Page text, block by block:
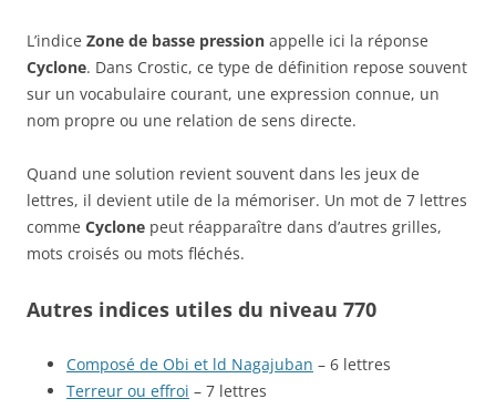
L’indice Zone de basse pression appelle ici la réponse
Cyclone. Dans Crostic, ce type de définition repose souvent
sur un vocabulaire courant, une expression connue, un
nom propre ou une relation de sens directe.
Quand une solution revient souvent dans les jeux de
lettres, il devient utile de la mémoriser. Un mot de 7 lettres
comme Cyclone peut réapparaître dans d’autres grilles,
mots croisés ou mots fléchés.
Autres indices utiles du niveau 770
Composé de Obi et ld Nagajuban – 6 lettres
Terreur ou effroi – 7 lettres